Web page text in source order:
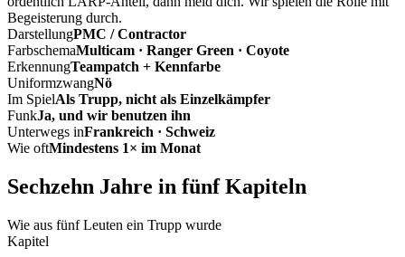
Begeisterung durch.
DarstellungPMC / Contractor
FarbschemaMulticam · Ranger Green · Coyote
ErkennungTeampatch + Kennfarbe
UniformzwangNö
Im SpielAls Trupp, nicht als Einzelkämpfer
FunkJa, und wir benutzen ihn
Unterwegs inFrankreich · Schweiz
Wie oftMindestens 1× im Monat
Sechzehn Jahre in fünf Kapiteln
Wie aus fünf Leuten ein Trupp wurde
Kapitel